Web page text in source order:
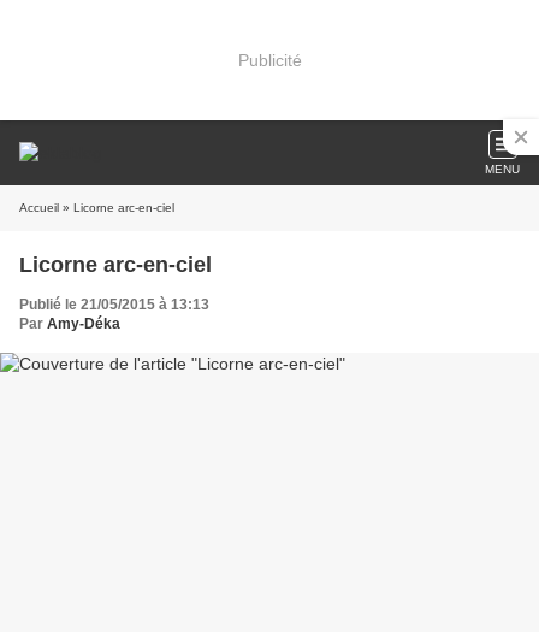
Publicité
MENU
Accueil » Licorne arc-en-ciel
Licorne arc-en-ciel
Publié le 21/05/2015 à 13:13
Par Amy-Déka